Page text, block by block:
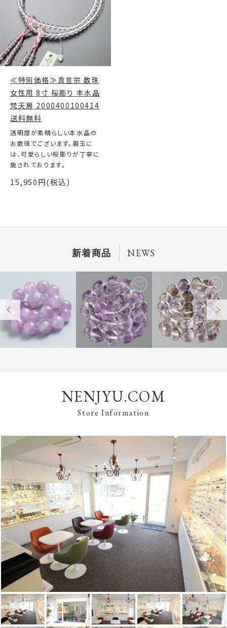
≪特別価格≫真言宗 数珠
女性用 8寸 桜彫り 本水晶
梵天房 2000400100414
送料無料
透明度が素晴らしい本水晶の
お数珠でございます。親玉に
は、可愛らしい桜彫りが丁寧に
施されております。
15,950円(税込)
新着商品 NEWS
NENJYU.COM
Store Information